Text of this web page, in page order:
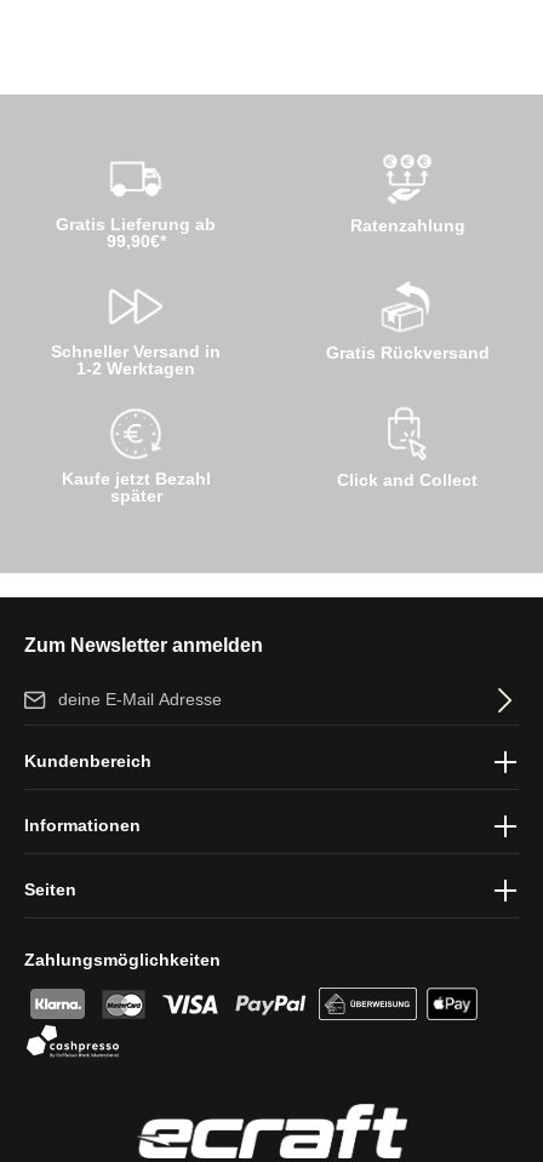
Gratis Lieferung ab
99,90€*
Schneller Versand in
1-2 Werktagen
Kaufe jetzt Bezahl
später
Ratenzahlung
Gratis Rückversand
Click and Collect
Zum Newsletter anmelden
E-Mail-Adresse*
und dieAGBgelesen und bin mit ihnen einverstanden.
Zahlungsmöglichkeiten
Kundenbereich
Informationen
Seiten